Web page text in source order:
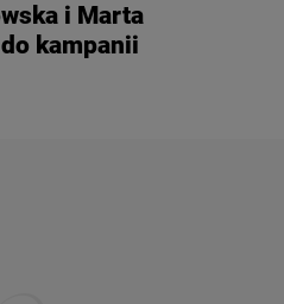
i Marta
kampanii